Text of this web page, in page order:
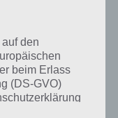
den
beim Erlass
(DS-GVO)